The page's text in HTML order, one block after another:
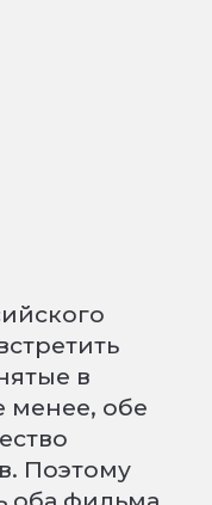
в
менее, обе
Поэтому